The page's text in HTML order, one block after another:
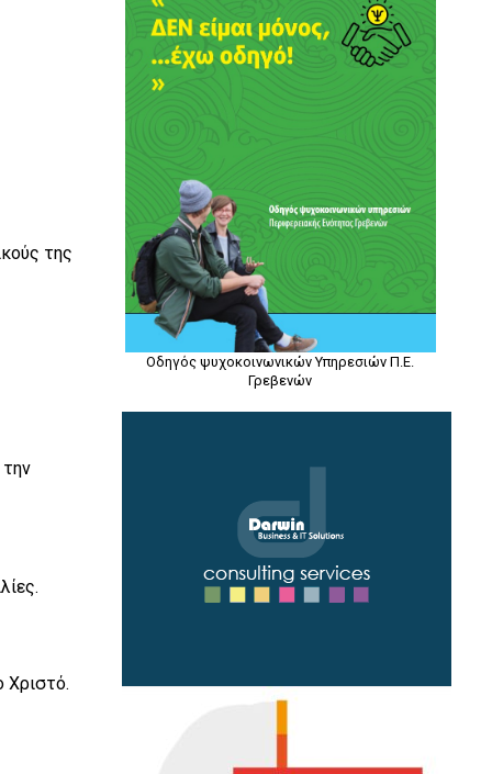
της
Χριστό.
Οδηγός ψυχοκοινωνικών Υπηρεσιών Π.Ε.
Γρεβενών